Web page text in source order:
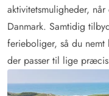
aktivitetsmuligheder,
Danmark. Samtidig
ferieboliger, så du nemt
der passer til lige